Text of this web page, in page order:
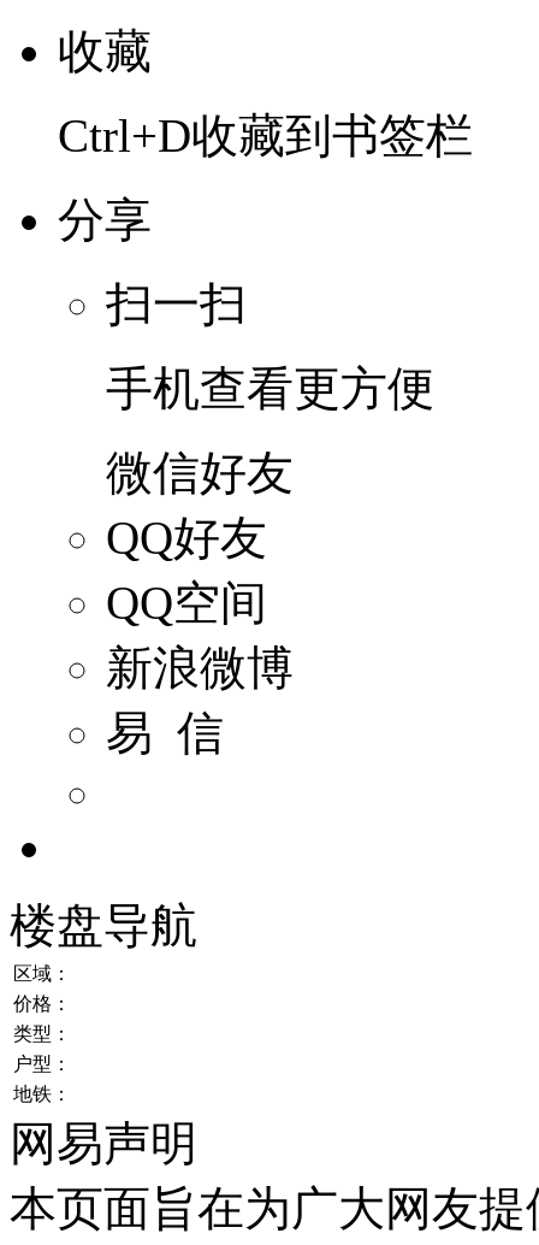
收藏
Ctrl+D收藏到书签栏
分享
扫一扫
手机查看更方便
微信好友
QQ好友
QQ空间
新浪微博
易 信
楼盘导航
区域：
价格：
类型：
户型：
地铁：
网易声明
本页面旨在为广大网友